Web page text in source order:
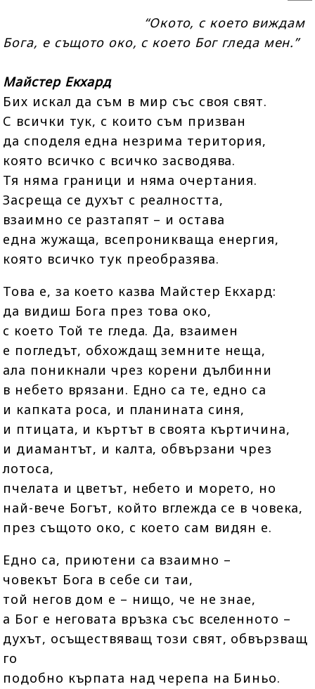
“Окото, с което виждам
Бога, е същото око, с което Бог гледа мен.”
Майстер Екхард
Бих искал да съм в мир със своя свят.
С всички тук, с които съм призван
да споделя една незрима територия,
която всичко с всичко засводява.
Тя няма граници и няма очертания.
Засреща се духът с реалността,
взаимно се разтапят – и остава
една жужаща, всепроникваща енергия,
която всичко тук преобразява.
Това е, за което казва Майстер Екхард:
да видиш Бога през това око,
с което Той те гледа. Да, взаимен
е погледът, обхождащ земните неща,
ала поникнали чрез корени дълбинни
в небето врязани. Едно са те, едно са
и капката роса, и планината синя,
и птицата, и къртът в своята къртичина,
и диамантът, и калта, обвързани чрез
лотоса,
пчелата и цветът, небето и морето, но
най-вече Богът, който вглежда се в човека,
през същото око, с което сам видян е.
Едно са, приютени са взаимно –
човекът Бога в себе си таи,
той негов дом е – нищо, че не знае,
а Бог е неговата връзка със вселенното –
духът, осъществяващ този свят, обвързващ
го
подобно кърпата над черепа на Биньо.